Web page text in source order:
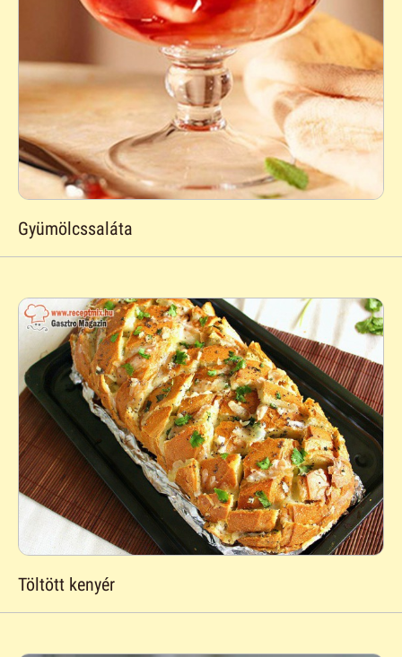
Gyümölcssaláta
Töltött kenyér